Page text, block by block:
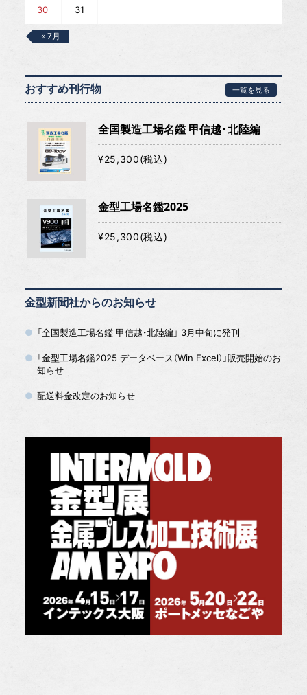
30 31
« 7月
おすすめ刊行物 一覧を見る
全国製造工場名鑑 甲信越・北陸編
¥25,300(税込)
金型工場名鑑2025
¥25,300(税込)
金型新聞社からのお知らせ
「全国製造工場名鑑 甲信越・北陸編」 3月中旬に発刊
「金型工場名鑑2025 データベース（Win Excel）」販売開始のお
知らせ
配送料金改定のお知らせ